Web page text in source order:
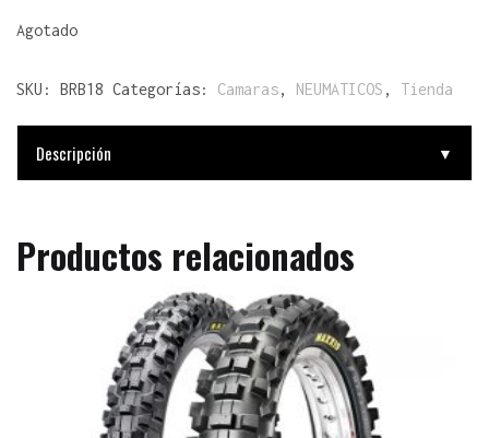
Agotado
SKU: BRB18 Categorías: Camaras, NEUMATICOS , Tienda
Descripción ▼
Productos relacionados